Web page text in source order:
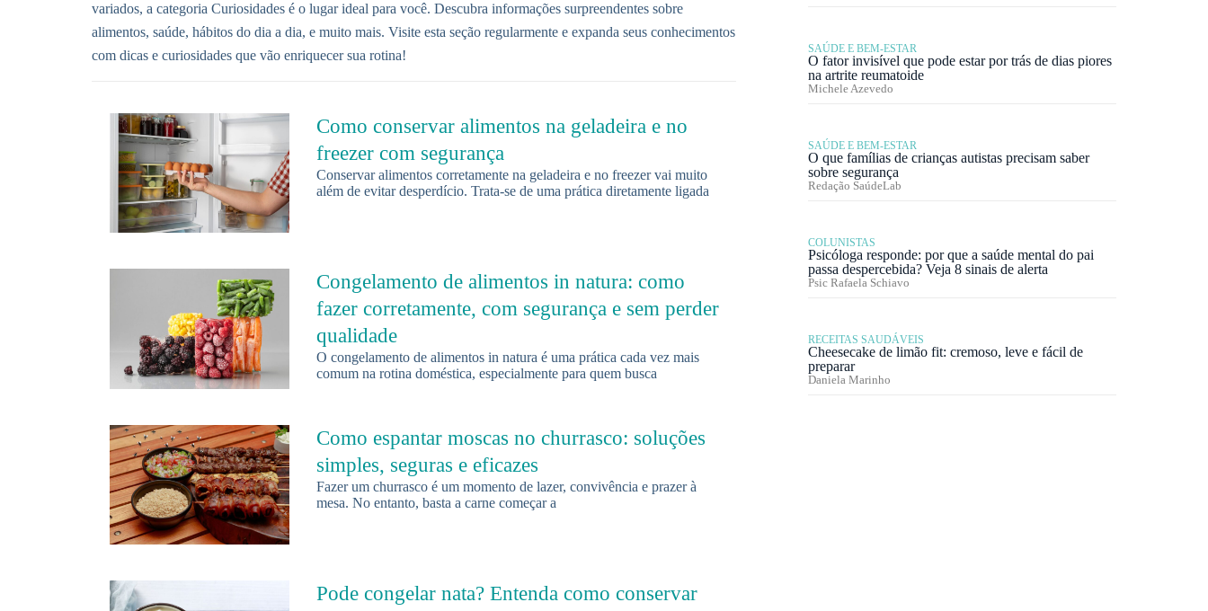
variados, a categoria Curiosidades é o lugar ideal para você. Descubra informações surpreendentes sobre
alimentos, saúde, hábitos do dia a dia, e muito mais. Visite esta seção regularmente e expanda seus conhecimentos
com dicas e curiosidades que vão enriquecer sua rotina!
Como conservar alimentos na geladeira e no
freezer com segurança
Conservar alimentos corretamente na geladeira e no freezer vai muito
além de evitar desperdício. Trata-se de uma prática diretamente ligada
Congelamento de alimentos in natura: como
fazer corretamente, com segurança e sem perder
qualidade
O congelamento de alimentos in natura é uma prática cada vez mais
comum na rotina doméstica, especialmente para quem busca
Como espantar moscas no churrasco: soluções
simples, seguras e eficazes
Fazer um churrasco é um momento de lazer, convivência e prazer à
mesa. No entanto, basta a carne começar a
Pode congelar nata? Entenda como conservar
SAÚDE E BEM-ESTAR
O fator invisível que pode estar por trás de dias piores
na artrite reumatoide
Michele Azevedo
SAÚDE E BEM-ESTAR
O que famílias de crianças autistas precisam saber
sobre segurança
Redação SaúdeLab
COLUNISTAS
Psicóloga responde: por que a saúde mental do pai
passa despercebida? Veja 8 sinais de alerta
Psic Rafaela Schiavo
RECEITAS SAUDÁVEIS
Cheesecake de limão fit: cremoso, leve e fácil de
preparar
Daniela Marinho